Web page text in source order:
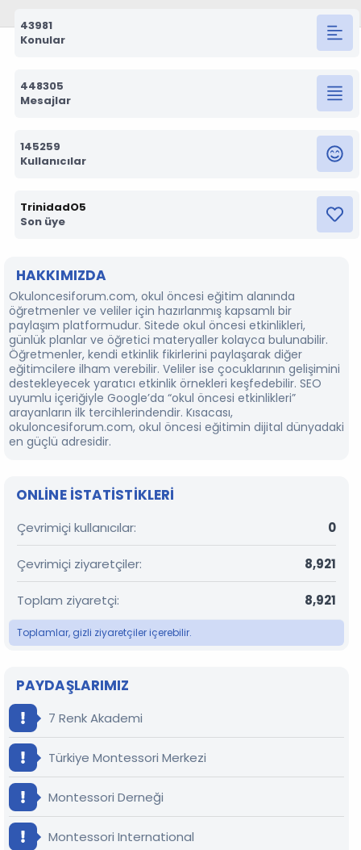
43981
Konular
448305
Mesajlar
145259
Kullanıcılar
TrinidadO5
Son üye
HAKKIMIZDA
Okuloncesiforum.com, okul öncesi eğitim alanında
öğretmenler ve veliler için hazırlanmış kapsamlı bir
paylaşım platformudur. Sitede okul öncesi etkinlikleri,
günlük planlar ve öğretici materyaller kolayca bulunabilir.
Öğretmenler, kendi etkinlik fikirlerini paylaşarak diğer
eğitimcilere ilham verebilir. Veliler ise çocuklarının gelişimini
destekleyecek yaratıcı etkinlik örnekleri keşfedebilir. SEO
uyumlu içeriğiyle Google’da “okul öncesi etkinlikleri”
arayanların ilk tercihlerindendir. Kısacası,
okuloncesiforum.com, okul öncesi eğitimin dijital dünyadaki
en güçlü adresidir.
ONLINE ISTATISTIKLERI
Çevrimiçi kullanıcılar 0
Çevrimiçi ziyaretçiler 8,921
Toplam ziyaretçi 8,921
Toplamlar, gizli ziyaretçiler içerebilir.
PAYDAŞLARIMIZ
7 Renk Akademi
Türkiye Montessori Merkezi
Montessori Derneği
Montessori International